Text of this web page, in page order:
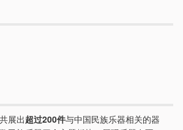
展出超过200件与中国民族乐器相关的器